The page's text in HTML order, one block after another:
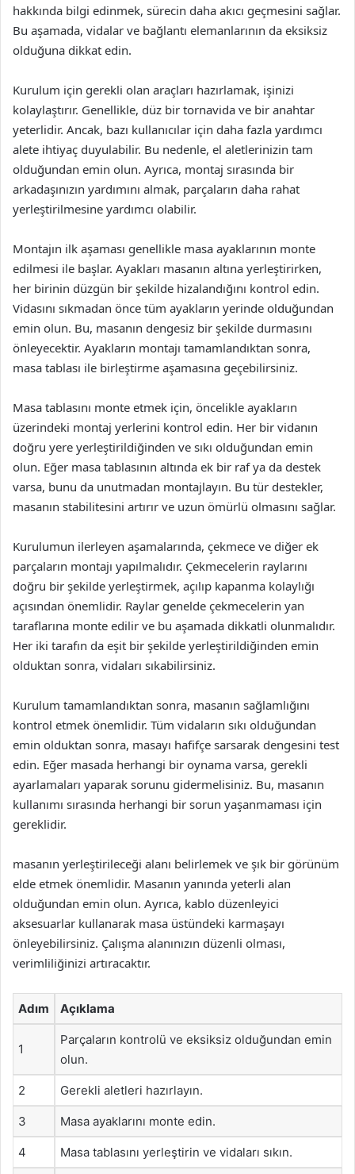
hakkında bilgi edinmek, sürecin daha akıcı geçmesini sağlar.
Bu aşamada, vidalar ve bağlantı elemanlarının da eksiksiz
olduğuna dikkat edin.
Kurulum için gerekli olan araçları hazırlamak, işinizi
kolaylaştırır. Genellikle, düz bir tornavida ve bir anahtar
yeterlidir. Ancak, bazı kullanıcılar için daha fazla yardımcı
alete ihtiyaç duyulabilir. Bu nedenle, el aletlerinizin tam
olduğundan emin olun. Ayrıca, montaj sırasında bir
arkadaşınızın yardımını almak, parçaların daha rahat
yerleştirilmesine yardımcı olabilir.
Montajın ilk aşaması genellikle masa ayaklarının monte
edilmesi ile başlar. Ayakları masanın altına yerleştirirken,
her birinin düzgün bir şekilde hizalandığını kontrol edin.
Vidasını sıkmadan önce tüm ayakların yerinde olduğundan
emin olun. Bu, masanın dengesiz bir şekilde durmasını
önleyecektir. Ayakların montajı tamamlandıktan sonra,
masa tablası ile birleştirme aşamasına geçebilirsiniz.
Masa tablasını monte etmek için, öncelikle ayakların
üzerindeki montaj yerlerini kontrol edin. Her bir vidanın
doğru yere yerleştirildiğinden ve sıkı olduğundan emin
olun. Eğer masa tablasının altında ek bir raf ya da destek
varsa, bunu da unutmadan montajlayın. Bu tür destekler,
masanın stabilitesini artırır ve uzun ömürlü olmasını sağlar.
Kurulumun ilerleyen aşamalarında, çekmece ve diğer ek
parçaların montajı yapılmalıdır. Çekmecelerin raylarını
doğru bir şekilde yerleştirmek, açılıp kapanma kolaylığı
açısından önemlidir. Raylar genelde çekmecelerin yan
taraflarına monte edilir ve bu aşamada dikkatli olunmalıdır.
Her iki tarafın da eşit bir şekilde yerleştirildiğinden emin
olduktan sonra, vidaları sıkabilirsiniz.
Kurulum tamamlandıktan sonra, masanın sağlamlığını
kontrol etmek önemlidir. Tüm vidaların sıkı olduğundan
emin olduktan sonra, masayı hafifçe sarsarak dengesini test
edin. Eğer masada herhangi bir oynama varsa, gerekli
ayarlamaları yaparak sorunu gidermelisiniz. Bu, masanın
kullanımı sırasında herhangi bir sorun yaşanmaması için
gereklidir.
masanın yerleştirileceği alanı belirlemek ve şık bir görünüm
elde etmek önemlidir. Masanın yanında yeterli alan
olduğundan emin olun. Ayrıca, kablo düzenleyici
aksesuarlar kullanarak masa üstündeki karmaşayı
önleyebilirsiniz. Çalışma alanınızın düzenli olması,
verimliliğinizi artıracaktır.
Adım Açıklama
1
Parçaların kontrolü ve eksiksiz olduğundan emin
olun.
2 Gerekli aletleri hazırlayın.
3 Masa ayaklarını monte edin.
4 Masa tablasını yerleştirin ve vidaları sıkın.